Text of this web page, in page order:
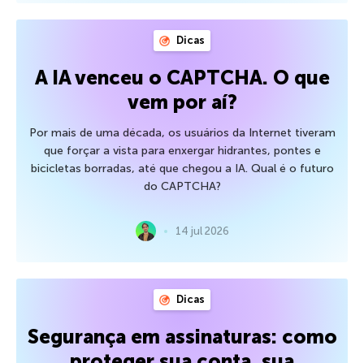
Dicas
A IA venceu o CAPTCHA. O que
vem por aí?
Por mais de uma década, os usuários da Internet tiveram
que forçar a vista para enxergar hidrantes, pontes e
bicicletas borradas, até que chegou a IA. Qual é o futuro
do CAPTCHA?
14 jul 2026
Dicas
Segurança em assinaturas: como